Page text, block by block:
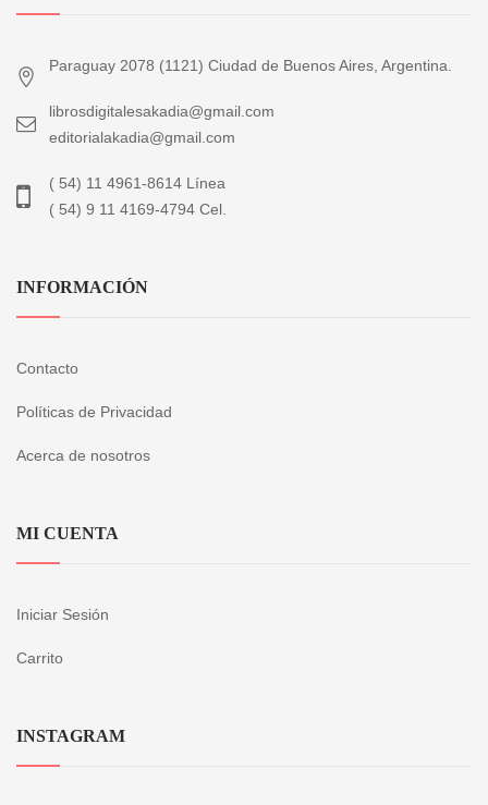
Paraguay 2078 (1121) Ciudad de Buenos Aires, Argentina.
librosdigitalesakadia@gmail.com
editorialakadia@gmail.com
( 54) 11 4961-8614 Línea
( 54) 9 11 4169-4794 Cel.
INFORMACIÓN
Contacto
Políticas de Privacidad
Acerca de nosotros
MI CUENTA
Iniciar Sesión
Carrito
INSTAGRAM